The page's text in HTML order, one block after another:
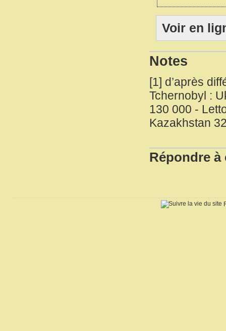
Voir en
Notes
[1] d’après
Tchernobyl :
130 000 -
Kazakhstan
Répondre à